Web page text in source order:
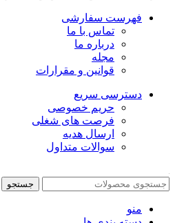
فهرست سفارشی
تماس با ما
درباره ما
مجله
قوانین و مقرارات
دسترسی سریع
حریم خصوصی
فرصت های شغلی
ارسال هدیه
سوالات متداول
جستجو
منو